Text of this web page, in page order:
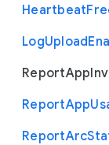
Heartbeat
LogUpload
ReportApp
ReportApp
ReportArc